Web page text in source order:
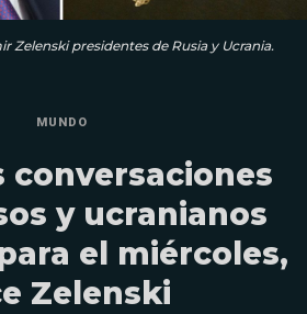
Zelenski presidentes de Rusia y Ucrania.
MUNDO
conversaciones
y ucranianos
el miércoles,
Zelenski